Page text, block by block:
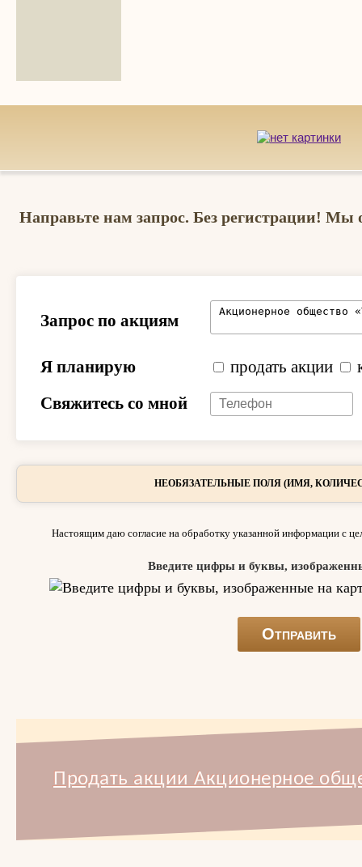
Направьте нам запрос. Без регистрации! Мы
Запрос по акциям
Я планирую продать акции
Свяжитесь со мной
НЕОБЯЗАТЕЛЬНЫЕ ПОЛЯ (ИМЯ,
Настоящим даю согласие на обработку указанной информации с
Введите цифры и буквы,
Продать акции Акционерное